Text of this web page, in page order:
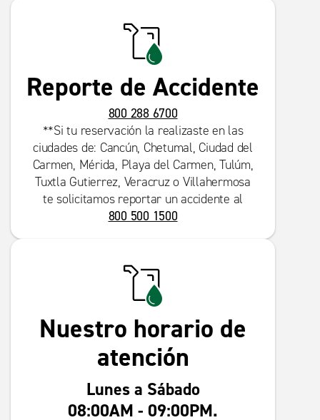
Reporte de Accidente
800 288 6700
**Si tu reservación la realizaste en las
ciudades de: Cancún, Chetumal, Ciudad del
Carmen, Mérida, Playa del Carmen, Tulúm,
Tuxtla Gutierrez, Veracruz o Villahermosa
te solicitamos reportar un accidente al
800 500 1500
Nuestro horario de
atención
Lunes a Sábado
08:00AM - 09:00PM.